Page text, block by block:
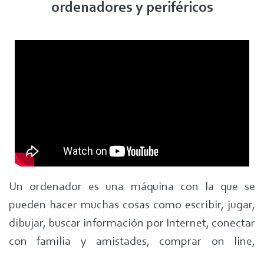
ordenadores y periféricos
Un ordenador es una máquina con la que se
pueden hacer muchas cosas como escribir, jugar,
dibujar, buscar información por Internet, conectar
con familia y amistades, comprar on line,